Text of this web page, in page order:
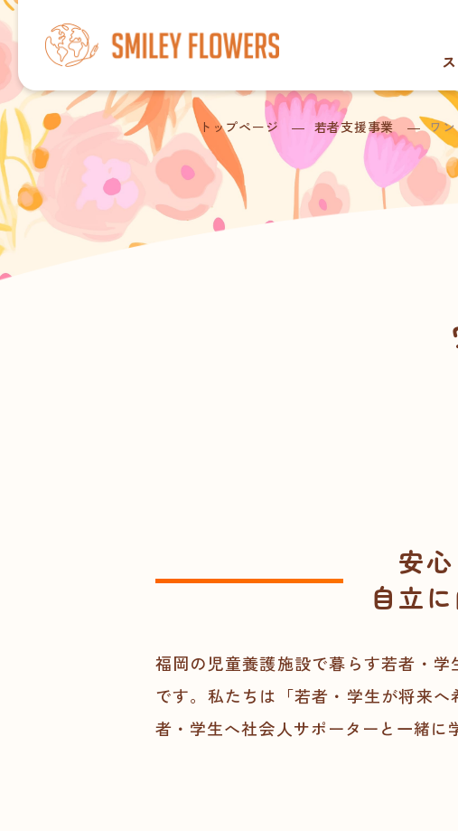
トップページ 若者支援事業 ワ
安
自立
福岡の児童養護施設で暮らす若者・
です。私たちは「若者・学生が将来
者・学生へ社会人サポーターと一緒に